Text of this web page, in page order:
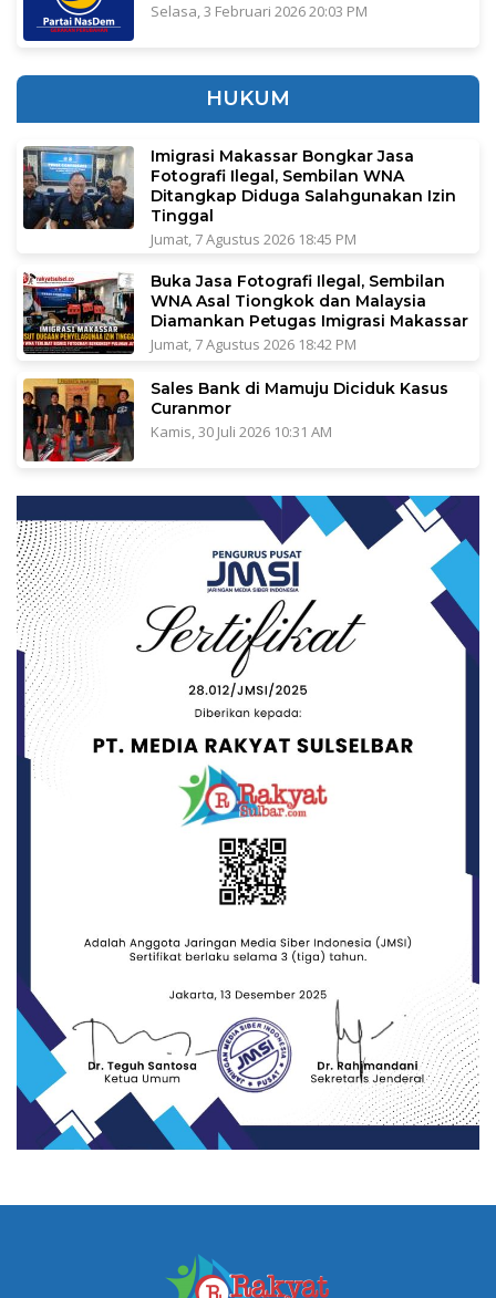
Selasa, 3 Februari 2026 20:03 PM
HUKUM
Imigrasi Makassar Bongkar Jasa
Fotografi Ilegal, Sembilan WNA
Ditangkap Diduga Salahgunakan Izin
Tinggal
Jumat, 7 Agustus 2026 18:45 PM
Buka Jasa Fotografi Ilegal, Sembilan
WNA Asal Tiongkok dan Malaysia
Diamankan Petugas Imigrasi Makassar
Jumat, 7 Agustus 2026 18:42 PM
Sales Bank di Mamuju Diciduk Kasus
Curanmor
Kamis, 30 Juli 2026 10:31 AM